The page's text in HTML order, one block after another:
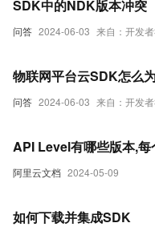
问答 2024-06-03 来自：开发
SDK中的NDK版本冲突
问答 2024-06-03 来自：开发
物联网平台云SDK怎么
阿里云文档 2024-05-09
API Level有哪些版本,
如何下载并集成SDK